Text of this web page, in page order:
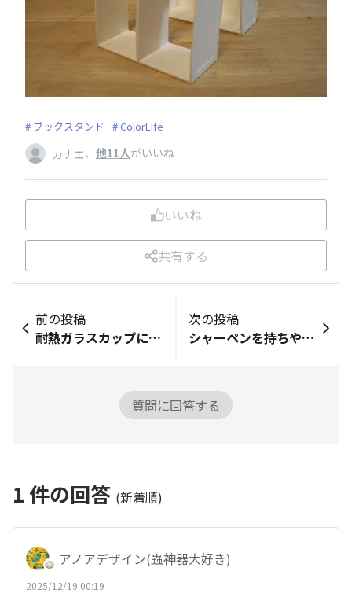
ブックスタンド ColorLife
カナエ、 他11人がいいね
いいね
共有する
前の投稿
耐熱ガラスカップについてお問い合わせいたします。
次の投稿
シャーペンを持ちやすく
質問に回答する
1 件の回答 (新着順)
アノアデザイン(蟲神器大好き)
2025/12/19 00:19